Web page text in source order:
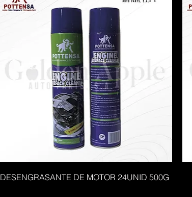
DESENGRASANTE DE MOTOR 24UNID 500G